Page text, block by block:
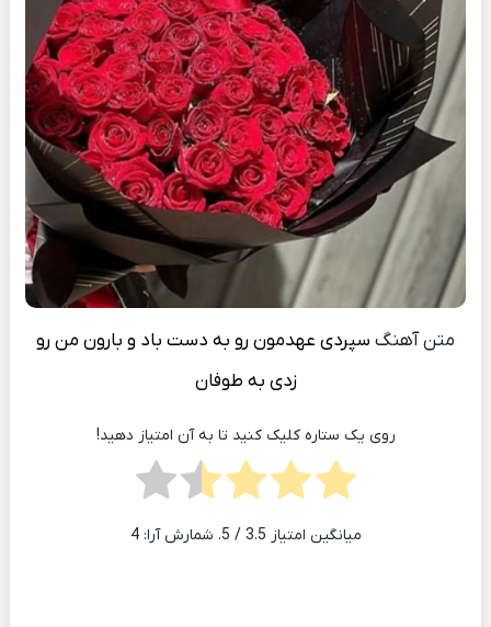
متن آهنگ سپردی عهدمون رو به دست باد و بارون من رو
زدی به طوفان
روی یک ستاره کلیک کنید تا به آن امتیاز دهید!
میانگین امتیاز 3.5 / 5. شمارش آرا: 4